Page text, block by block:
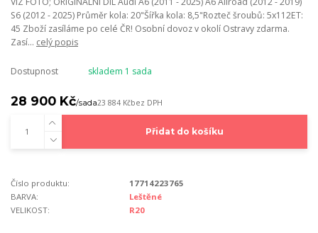
S6 (2012 - 2025) Průměr kola: 20"Šířka kola: 8,5"Rozteč šroubů: 5x112ET:
45 Zboží zasíláme po celé ČR! Osobní dovoz v okolí Ostravy zdarma.
Zasí... celý popis
Dostupnost skladem 1 sada
28 900 Kč/sada23 884 Kčbez DPH
Přidat do košíku
Číslo produktu:
17714223765
BARVA:
Leštěné
VELIKOST:
R20